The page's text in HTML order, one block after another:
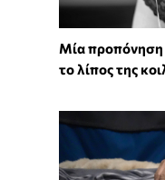
Μία προπόνηση
το λίπος της